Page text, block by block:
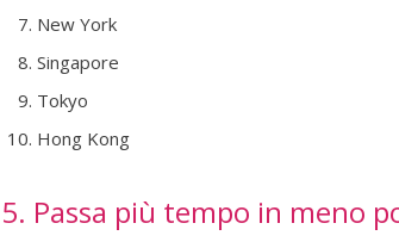
New York
Singapore
Tokyo
Hong Kong
5. Passa più tempo in meno